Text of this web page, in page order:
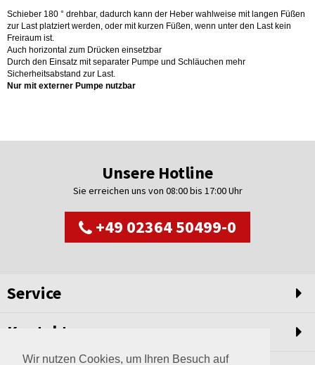
Wir nutzen Cookies, um Ihren Besuch auf
Schieber 180 ° drehbar, dadurch kann der Heber wahlweise mit langen Füßen
zur Last platziert werden, oder mit kurzen Füßen, wenn unter den Last kein
Freiraum ist.
Auch horizontal zum Drücken einsetzbar
Durch den Einsatz mit separater Pumpe und Schläuchen mehr
Sicherheitsabstand zur Last.
Nur mit externer Pumpe nutzbar
Unsere Hotline
Sie erreichen uns von 08:00 bis 17:00 Uhr
+49 02364 50499-0
Service
Kontakt